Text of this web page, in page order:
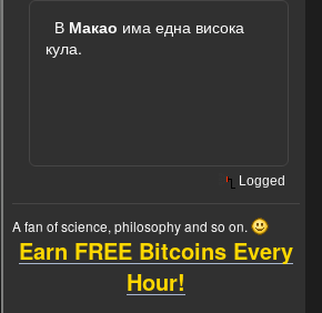
В Макао има една висока
кула.
Logged
A fan of science, philosophy and so on.
Earn FREE Bitcoins Every
Hour!